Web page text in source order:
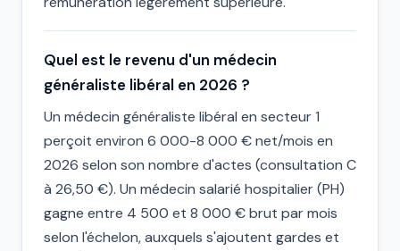
Quel est le revenu d'un médecin
généraliste libéral en 2026 ?
Un médecin généraliste libéral en secteur 1
perçoit environ 6 000-8 000 € net/mois en
2026 selon son nombre d'actes (consultation C
à 26,50 €). Un médecin salarié hospitalier (PH)
gagne entre 4 500 et 8 000 € brut par mois
selon l'échelon, auxquels s'ajoutent gardes et